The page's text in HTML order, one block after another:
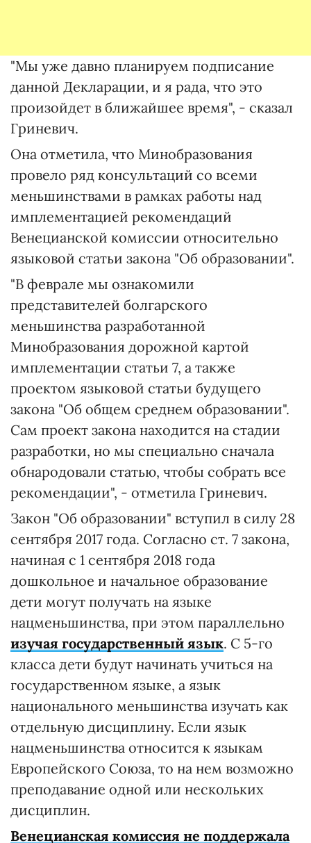
"Мы уже давно планируем подписание
данной Декларации, и я рада, что это
произойдет в ближайшее время", - сказал
Гриневич.
Она отметила, что Минобразования
провело ряд консультаций со всеми
меньшинствами в рамках работы над
имплементацией рекомендаций
Венецианской комиссии относительно
языковой статьи закона "Об образовании".
"В феврале мы ознакомили
представителей болгарского
меньшинства разработанной
Минобразования дорожной картой
имплементации статьи 7, а также
проектом языковой статьи будущего
закона "Об общем среднем образовании".
Сам проект закона находится на стадии
разработки, но мы специально сначала
обнародовали статью, чтобы собрать все
рекомендации", - отметила Гриневич.
Закон "Об образовании" вступил в силу 28
сентября 2017 года. Согласно ст. 7 закона,
начиная с 1 сентября 2018 года
дошкольное и начальное образование
дети могут получать на языке
нацменьшинства, при этом параллельно
изучая государственный язык. С 5-го
класса дети будут начинать учиться на
государственном языке, а язык
национального меньшинства изучать как
отдельную дисциплину. Если язык
нацменьшинства относится к языкам
Европейского Союза, то на нем возможно
преподавание одной или нескольких
дисциплин.
Венецианская комиссия не поддержала